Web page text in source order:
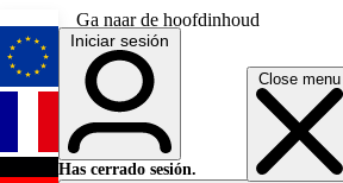
Ga naar de hoofdinhoud
Close menu
English
Français
Iniciar sesión
Has cerrado sesión.